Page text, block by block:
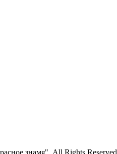
знамя". All Rights Reserved.